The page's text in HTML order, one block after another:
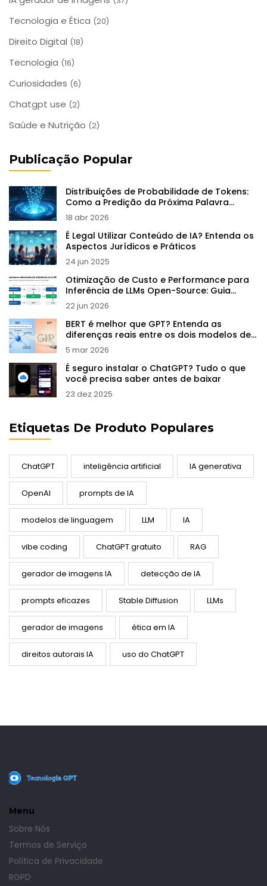
Tecnologia e Ética (20)
Direito Digital (18)
Tecnologia (16)
Curiosidades (6)
Chatgpt use (2)
Saúde e Nutrição (2)
Publicação Popular
Distribuições de Probabilidade de Tokens:
Como a Predição da Próxima Palavra
Funciona nos LLMs
18 abr 2026
É Legal Utilizar Conteúdo de IA? Entenda os
Aspectos Jurídicos e Práticos
24 jun 2025
Otimização de Custo e Performance para
Inferência de LLMs Open-Source: Guia
Prático
22 jun 2026
BERT é melhor que GPT? Entenda as
diferenças reais entre os dois modelos de
IA
5 mar 2026
É seguro instalar o ChatGPT? Tudo o que
você precisa saber antes de baixar
23 dez 2025
Etiquetas De Produto Populares
ChatGPT inteligência artificial IA generativa
OpenAI prompts de IA
modelos de linguagem LLM IA
vibe coding ChatGPT gratuito RAG
gerador de imagens IA detecção de IA
prompts eficazes Stable Diffusion LLMs
gerador de imagens ética em IA
direitos autorais IA uso do ChatGPT
Menu
Sobre Nós
Termos de Serviço
Política de Privacidade
RGPD